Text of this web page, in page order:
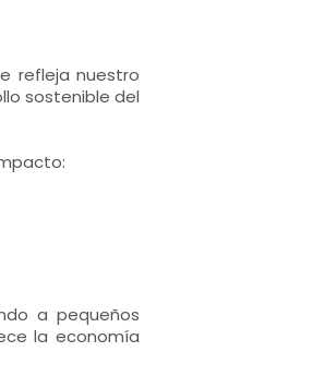
refleja nuestro
sostenible del
a pequeños
la economía